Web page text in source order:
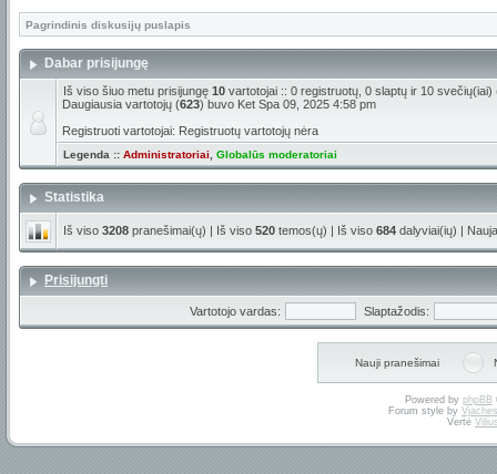
Pagrindinis diskusijų puslapis
Dabar prisijungę
Iš viso šiuo metu prisijungę 10 vartotojai :: 0 registruotų, 0 slaptų ir 10
Daugiausia vartotojų (623) buvo Ket Spa 09, 2025 4:58 pm
Registruoti vartotojai: Registruotų vartotojų nėra
Legenda :: Administratoriai Globalūs moderatoriai
Statistika
Iš viso 3208 pranešimai(ų) | Iš viso 520 temos(ų) | Iš viso 684 dalyviai(ių) |
Prisijungti
Vartotojo vardas: Slaptažodis:
Nauji pranešimai
Powered by phpBB
Forum style by
Vertė